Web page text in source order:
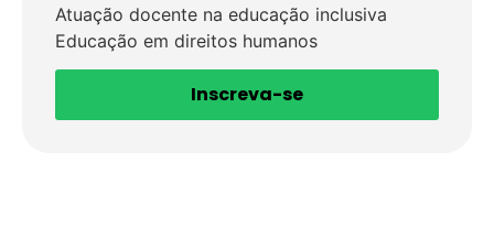
Atuação docente na educação inclusiva
Educação em direitos humanos
Inscreva-se